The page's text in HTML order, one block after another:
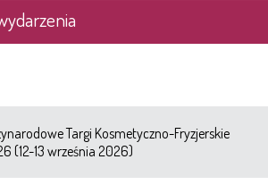
Targi Kosmetyczno-Fryzjerskie
(12-13 września 2026)